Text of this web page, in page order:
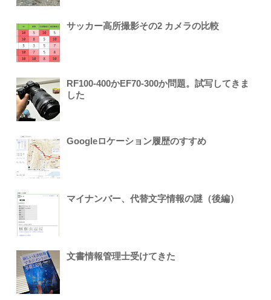
サッカー高所撮影その2 カメラの比較
RF100-400かEF70-300か問題。試写してきま
した
Googleロケーション履歴のすすめ
マイナンバー、代替文字情報の謎（後編）
文書情報管理士受けてきた